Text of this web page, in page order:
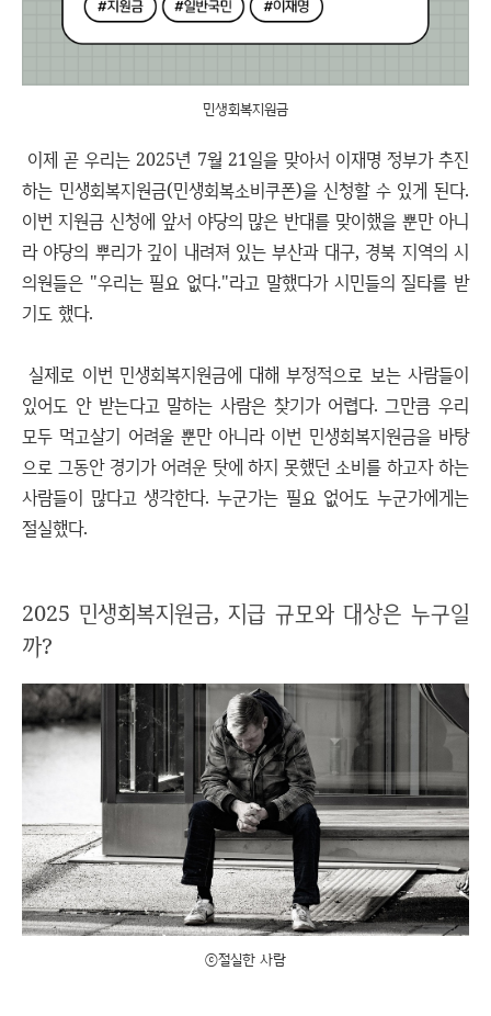
민생회복지원금
이제 곧 우리는 2025년 7월 21일을 맞아서 이재명 정부가 추진
하는 민생회복지원금(민생회복소비쿠폰)을 신청할 수 있게 된다.
이번 지원금 신청에 앞서 야당의 많은 반대를 맞이했을 뿐만 아니
라 야당의 뿌리가 깊이 내려져 있는 부산과 대구, 경북 지역의 시
의원들은 "우리는 필요 없다."라고 말했다가 시민들의 질타를 받
기도 했다.
실제로 이번 민생회복지원금에 대해 부정적으로 보는 사람들이
있어도 안 받는다고 말하는 사람은 찾기가 어렵다. 그만큼 우리
모두 먹고살기 어려울 뿐만 아니라 이번 민생회복지원금을 바탕
으로 그동안 경기가 어려운 탓에 하지 못했던 소비를 하고자 하는
사람들이 많다고 생각한다. 누군가는 필요 없어도 누군가에게는
절실했다.
2025 민생회복지원금, 지급 규모와 대상은 누구일
까?
ⓒ절실한 사람